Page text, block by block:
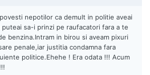
nepotilor ca demult in politie aveai
sa-i prinzi pe raufacatori fara a te
benzina.Intram in birou si aveam pixuri
penale,iar justitia condamna fara
politice.Ehehe ! Era odata !!! Acum